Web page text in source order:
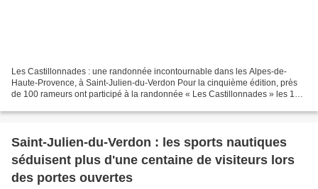
Les Castillonnades : une randonnée incontournable dans les Alpes-de-
Haute-Provence, à Saint-Julien-du-Verdon Pour la cinquième édition, près
de 100 rameurs ont participé à la randonnée « Les Castillonnades » les 11
Saint-Julien-du-Verdon : les sports nautiques
séduisent plus d'une centaine de visiteurs lors
des portes ouvertes